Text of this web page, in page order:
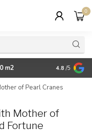
0
m2 Betaalbare
4.8 /5
of Pearl Cranes
Mother of
Fortune